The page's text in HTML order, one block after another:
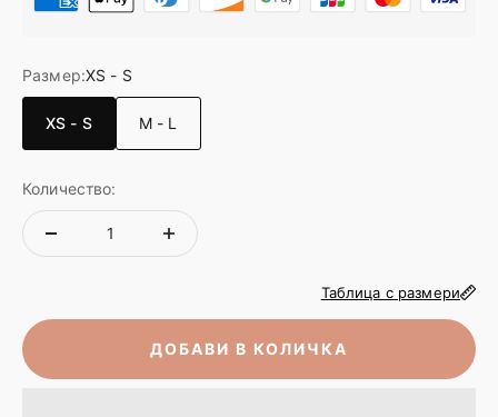
Размер:XS - S
XS - S M - L
Количество:
Таблица с размери
ДОБАВИ В КОЛИЧКА